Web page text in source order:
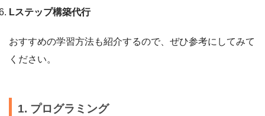
Lステップ構築代行
おすすめの学習方法も紹介するので、ぜひ参考にしてみて
ください。
1. プログラミング